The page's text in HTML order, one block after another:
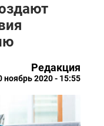
Редакция
ноябрь 2020 - 15:55